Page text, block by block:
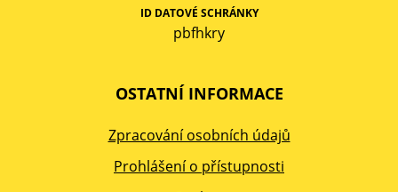
ID DATOVÉ SCHRÁNKY
pbfhkry
OSTATNÍ INFORMACE
Zpracování osobních údajů
Prohlášení o přístupnosti